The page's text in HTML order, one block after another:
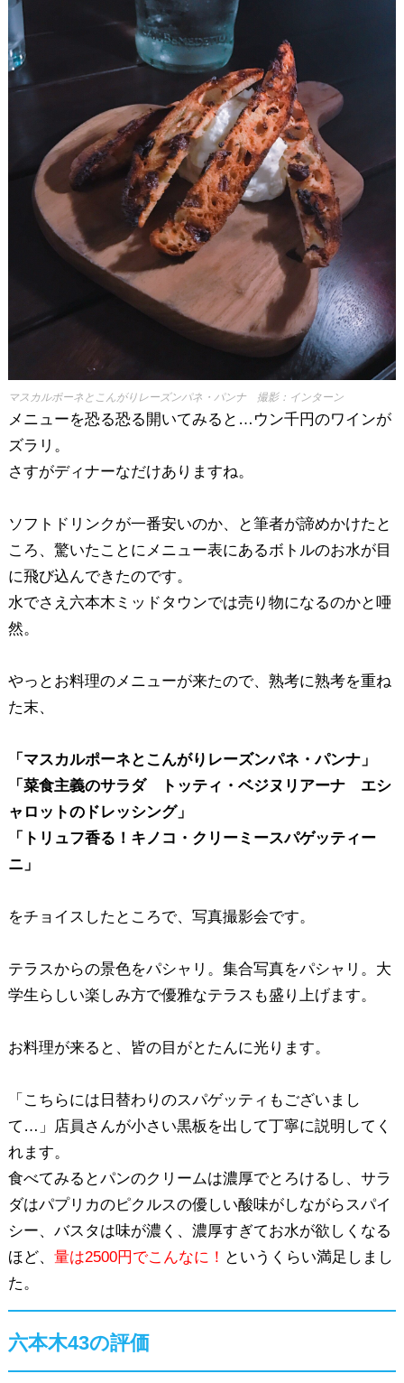
マスカルポーネとこんがりレーズンパネ・パンナ 撮影：インターン
メニューを恐る恐る開いてみると…ウン千円のワインが
ズラリ。
さすがディナーなだけありますね。
ソフトドリンクが一番安いのか、と筆者が諦めかけたと
ころ、驚いたことにメニュー表にあるボトルのお水が目
に飛び込んできたのです。
水でさえ六本木ミッドタウンでは売り物になるのかと唖
然。
やっとお料理のメニューが来たので、熟考に熟考を重ね
た末、
「マスカルポーネとこんがりレーズンパネ・パンナ」
「菜食主義のサラダ トッティ・ベジヌリアーナ エシ
ャロットのドレッシング」
「トリュフ香る！キノコ・クリーミースパゲッティー
ニ」
をチョイスしたところで、写真撮影会です。
テラスからの景色をパシャリ。集合写真をパシャリ。大
学生らしい楽しみ方で優雅なテラスも盛り上げます。
お料理が来ると、皆の目がとたんに光ります。
「こちらには日替わりのスパゲッティもございまし
て…」店員さんが小さい黒板を出して丁寧に説明してく
れます。
食べてみるとパンのクリームは濃厚でとろけるし、サラ
ダはパプリカのピクルスの優しい酸味がしながらスパイ
シー、バスタは味が濃く、濃厚すぎてお水が欲しくなる
ほど、 量は2500円でこんなに！ というくらい満足しまし
た。
六本木43の評価